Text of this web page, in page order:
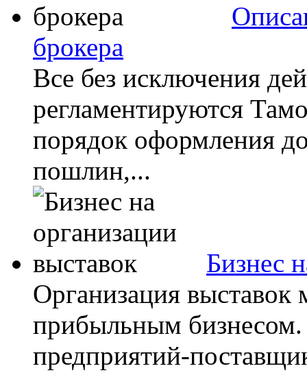
брокера
Все без исключения
регламентируются
порядок оформления
пошлин,...
Бизнес
Организация выставок
прибыльным бизнесом.
предприятий-